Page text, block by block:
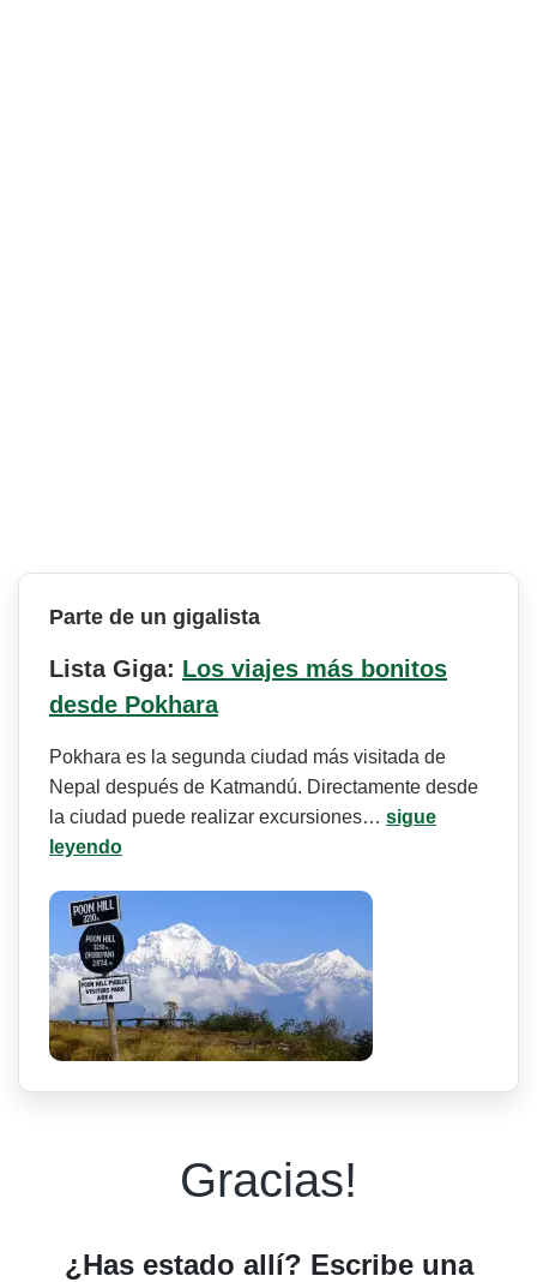
Parte de un gigalista
Lista Giga: Los viajes más bonitos
desde Pokhara
Pokhara es la segunda ciudad más visitada de
Nepal después de Katmandú. Directamente desde
la ciudad puede realizar excursiones… sigue
leyendo
Gracias!
¿Has estado allí? Escribe una